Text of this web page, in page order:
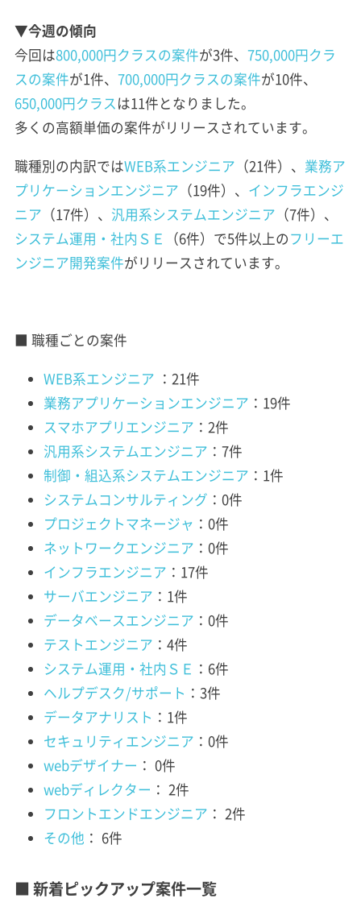
▼今週の傾向
今回は800,000円クラスの案件が3件、 750,000円クラ
スの案件が1件、 700,000円クラスの案件が10件、
650,000円クラスは11件となりました。
多くの高額単価の案件がリリースされています。
職種別の内訳ではWEB系エンジニア （21件）、 業務ア
プリケーションエンジニア （19件）、 インフラエンジ
ニア （17件）、 汎用系システムエンジニア （7件）、
システム運用・社内ＳＥ
（6件）で5件以上のフリーエ
ンジニア開発案件がリリースされています。
■ 職種ごとの案件
WEB系エンジニア ：21件
業務アプリケーションエンジニア ：19件
スマホアプリエンジニア ：2件
汎用系システムエンジニア ：7件
制御・組込系システムエンジニア ：1件
システムコンサルティング ：0件
プロジェクトマネージャ ：0件
ネットワークエンジニア ：0件
インフラエンジニア ：17件
サーバエンジニア ：1件
データベースエンジニア ：0件
テストエンジニア ：4件
システム運用・社内ＳＥ ：6件
ヘルプデスク/サポート ：3件
データアナリスト ：1件
セキュリティエンジニア ：0件
webデザイナー ： 0件
webディレクター ： 2件
フロントエンドエンジニア ： 2件
その他 ： 6件
■ 新着ピックアップ案件一覧